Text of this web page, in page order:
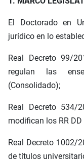
El Doctorado en
jurídico en lo
Real Decreto 99/
regulan las
(Consolidado);
Real Decreto
modifican los RR
Real Decreto 1002/
de títulos